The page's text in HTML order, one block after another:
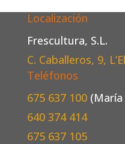
Localización
Frescultura, S.L.
C. Caballeros, 9,
Teléfonos
675 637 100
640 374 414
675 637 105